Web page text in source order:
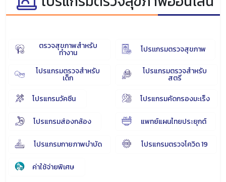
ตรวจสุขภาพสำหรับ
ทำงาน โปรเเกรมตรวจสุขภาพ
โปรแกรมตรวจสำหรับ
เด็ก
โปรแกรมตรวจสำหรับ
สตรี
โปรแกรมวัคซีน
โปรแกรมคัดกรองมะเร็ง
โปรแกรมส่องกล้อง แพทย์แผนไทยประยุกต์
โปรแกรมกายภาพบำบัด โปรแกรมตรวจโควิด 19
ค่าใช้จ่ายพิเศษ